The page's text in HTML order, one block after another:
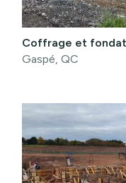
Coffrage et
Gaspé, QC